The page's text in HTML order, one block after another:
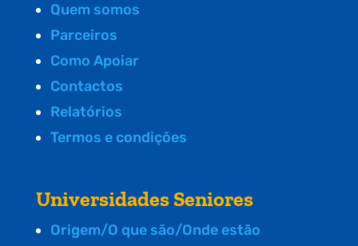
Quem somos
Parceiros
Como Apoiar
Contactos
Relatórios
Termos e condições
Universidades Seniores
Origem/O que são/Onde estão